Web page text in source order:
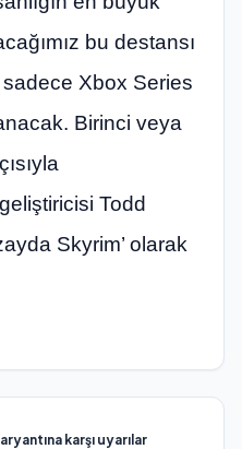
bu destansı
sadece Xbox Series
Birinci veya
Todd
Skyrim’ olarak
karşı uyarılar